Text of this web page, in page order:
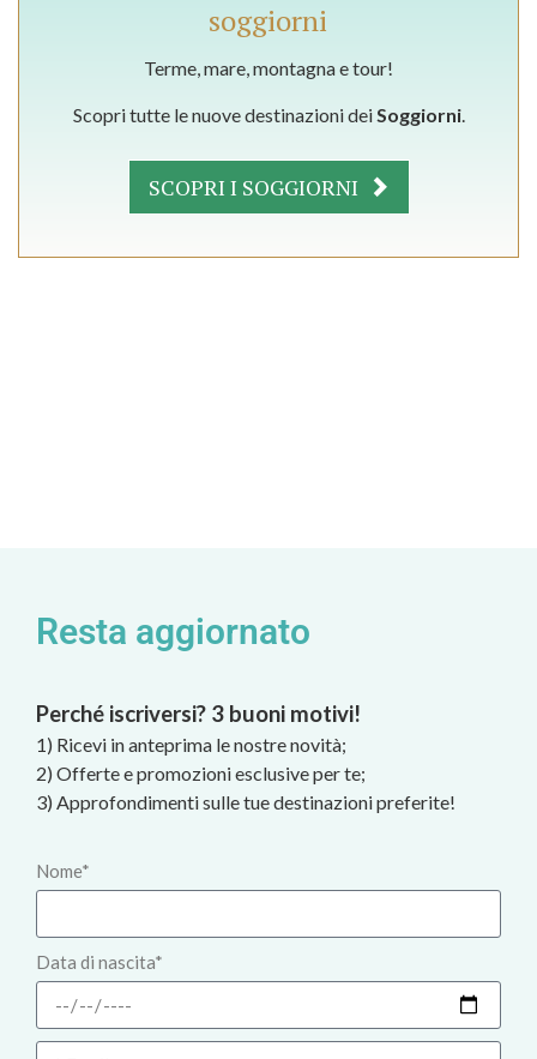
soggiorni
Terme, mare, montagna e tour!
Scopri tutte le nuove destinazioni deiSoggiorni.
SCOPRI I SOGGIORNI
Resta aggiornato
Perché iscriversi? 3 buoni motivi!
1) Ricevi in anteprima le nostre novità;
2) Offerte e promozioni esclusive per te;
3) Approfondimenti sulle tue destinazioni preferite!
Nome*
Data di nascita*